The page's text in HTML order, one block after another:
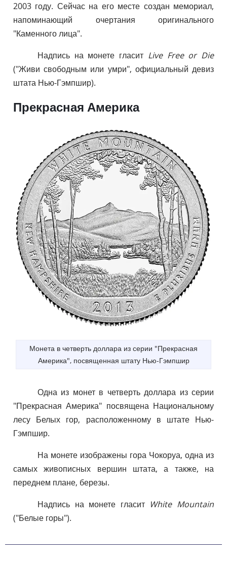
2003 году. Сейчас на его месте создан мемориал,
напоминающий очертания оригинального
"Каменного лица".
Надпись на монете гласит Live Free or Die
("Живи свободным или умри", официальный девиз
штата Нью-Гэмпшир).
Прекрасная Америка
Монета в четверть доллара из серии "Прекрасная
Америка", посвященная штату Нью-Гэмпшир
Одна из монет в четверть доллара из серии
"Прекрасная Америка" посвящена Национальному
лесу Белых гор, расположенному в штате Нью-
Гэмпшир.
На монете изображены гора Чокоруа, одна из
самых живописных вершин штата, а также, на
переднем плане, березы.
Надпись на монете гласит White Mountain
("Белые горы").